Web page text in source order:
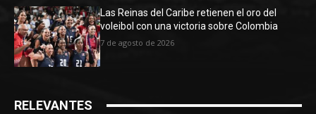
Las Reinas del Caribe retienen el oro del
voleibol con una victoria sobre Colombia
7 de agosto de 2026
RELEVANTES